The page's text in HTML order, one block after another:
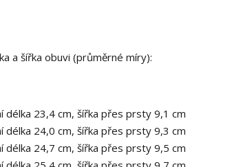
a šířka obuvi (průměrné míry):
délka 23,4 cm, šířka přes prsty 9,1 cm
délka 24,0 cm, šířka přes prsty 9,3 cm
délka 24,7 cm, šířka přes prsty 9,5 cm